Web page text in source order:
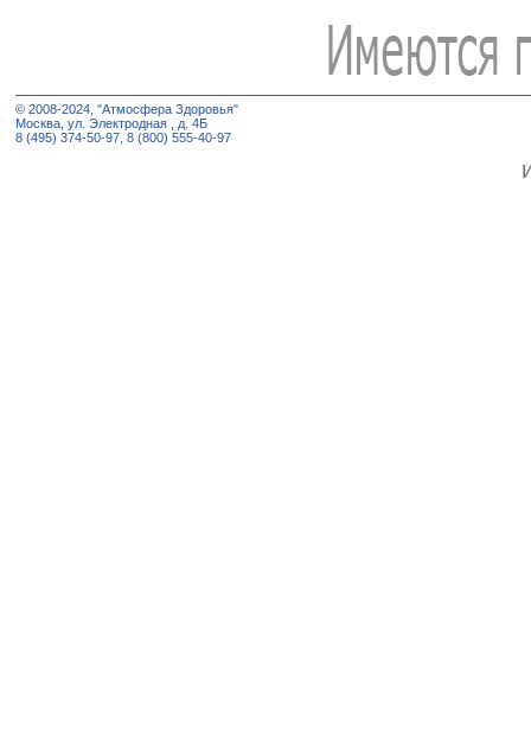
© 2008-2024, "Атмосфера Здоровья"
Москва, ул. Электродная , д. 4Б
8 (495) 374-50-97, 8 (800) 555-40-97